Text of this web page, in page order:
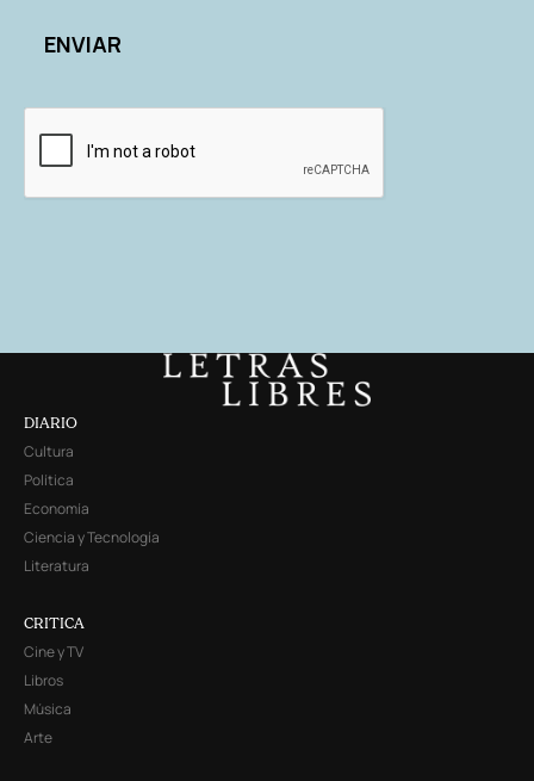
DIARIO
Cultura
Política
Economía
Ciencia y Tecnología
Literatura
CRITICA
Cine y TV
Libros
Música
Arte